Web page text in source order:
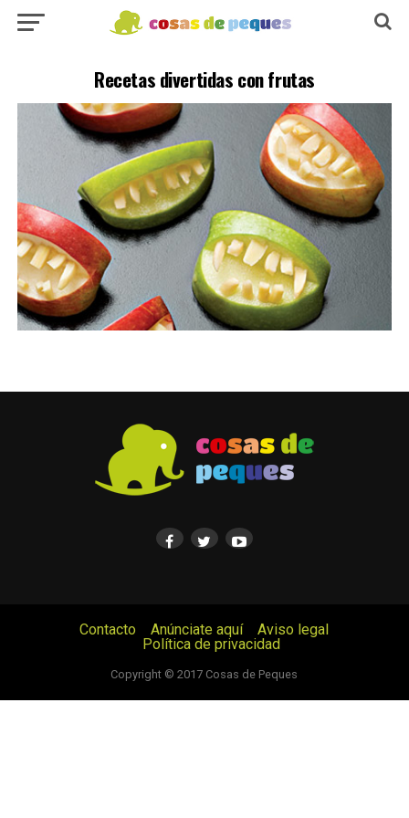
Recetas divertidas con frutas
Contacto Anúnciate aquí
Aviso legal
Política de privacidad
Copyright © 2017 Cosas de Peques